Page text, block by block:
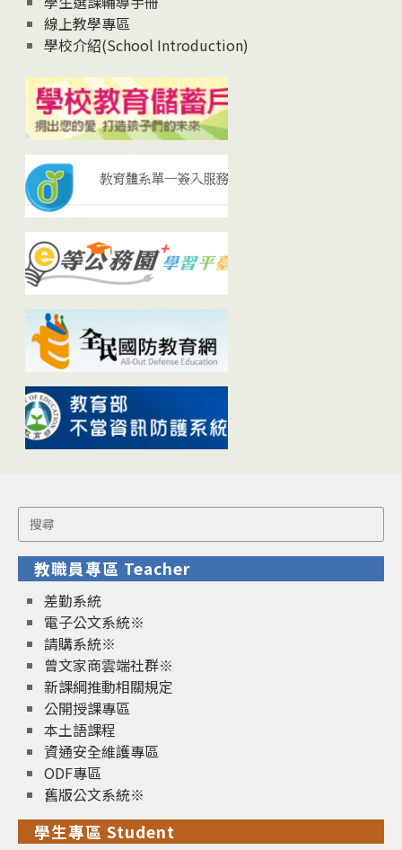
線上教學專區
學校介紹(School Introduction)
Search
for:
教職員專區 Teacher
差勤系統
電子公文系統※
請購系統※
曾文家商雲端社群※
新課綱推動相關規定
公開授課專區
本土語課程
資通安全維護專區
ODF專區
舊版公文系統※
學生專區 Student